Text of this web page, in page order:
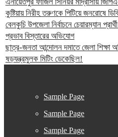
কুষ্টিয়ায় নিরীহ তরুণকে পিটিয়ে জনরোষে
বেলকুচি উপজেলা নির্বাচনে চেয়ারম্যান
প্রভাব বিস্তারের অভিযোগ
ছাত্র-জনতা আন্দোলন দমাতে জেলা শিক্ষা
ষড়যন্ত্রমুলক মিটিং ডেকেছিল!
Sample Page
Sample Page
Sample Page